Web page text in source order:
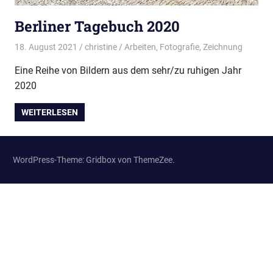
Berliner Tagebuch 2020
18. August 2021 christine Arbeiten, Fotografie, Zeichnung
Eine Reihe von Bildern aus dem sehr/zu ruhigen Jahr
2020
WEITERLESEN
WordPress-Theme: Gridbox von ThemeZee.